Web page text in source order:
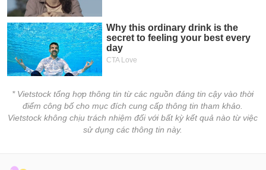
* Vietstock tổng hợp thông tin từ các nguồn đáng tin cậy vào thời
điểm công bố cho mục đích cung cấp thông tin tham khảo.
Vietstock không chịu trách nhiệm đối với bất kỳ kết quả nào từ việc
sử dụng các thông tin này.
Báo
cáo
phân
tích
(-)
Thuật
ngữ
(-)
vụ